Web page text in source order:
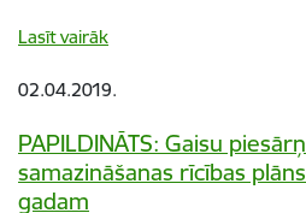
Lasīt vairāk
02.04.2019.
PAPILDINĀTS: Gaisu
samazināšanas rīcības
gadam